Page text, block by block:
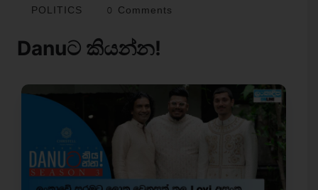
POLITICS 0 Comments